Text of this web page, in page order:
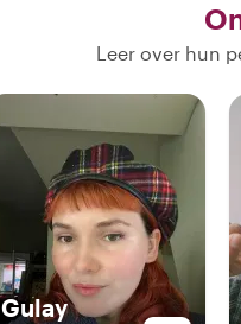
Leer over hun
Gulay